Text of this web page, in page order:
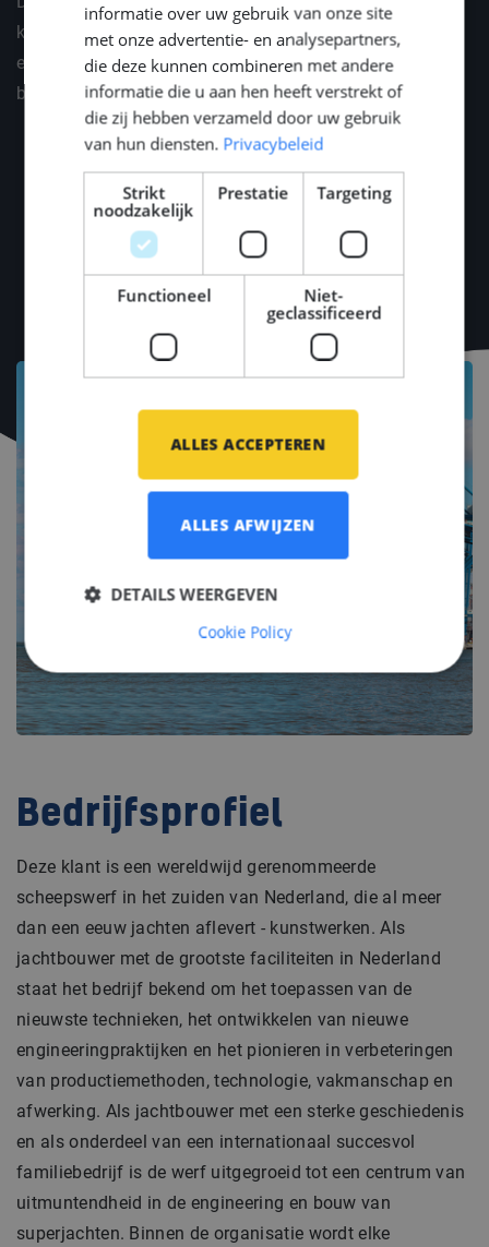
klant en de vaardigheden van de kandidaat. Ze zijn
echter altijd marktconform. We kunnen de details
bespreken tijdens een persoonlijk gesprek.
Bedrijfsprofiel
Deze klant is een wereldwijd gerenommeerde
scheepswerf in het zuiden van Nederland, die al meer
dan een eeuw jachten aflevert - kunstwerken. Als
jachtbouwer met de grootste faciliteiten in Nederland
staat het bedrijf bekend om het toepassen van de
nieuwste technieken, het ontwikkelen van nieuwe
engineeringpraktijken en het pionieren in verbeteringen
van productiemethoden, technologie, vakmanschap en
afwerking. Als jachtbouwer met een sterke geschiedenis
en als onderdeel van een internationaal succesvol
familiebedrijf is de werf uitgegroeid tot een centrum van
uitmuntendheid in de engineering en bouw van
superjachten. Binnen de organisatie wordt elke
informatie over uw gebruik van onze site
met onze advertentie- en analysepartners,
die deze kunnen combineren met andere
informatie die u aan hen heeft verstrekt of
die zij hebben verzameld door uw gebruik
van hun diensten. Privacybeleid
Strikt
noodzakelijk
Prestatie Targeting
Functioneel
Niet-
geclassificeerd
ALLES ACCEPTEREN
ALLES AFWIJZEN
DETAILS WEERGEVEN
Cookie Policy